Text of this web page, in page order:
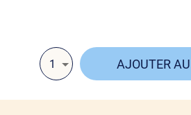
1 AJOUTER